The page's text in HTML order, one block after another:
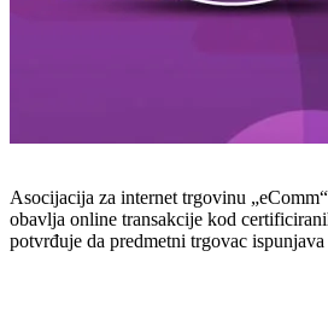
Asocijacija za internet trgovinu
obavlja online transakcije kod
potvrđuje da predmetni trgovac